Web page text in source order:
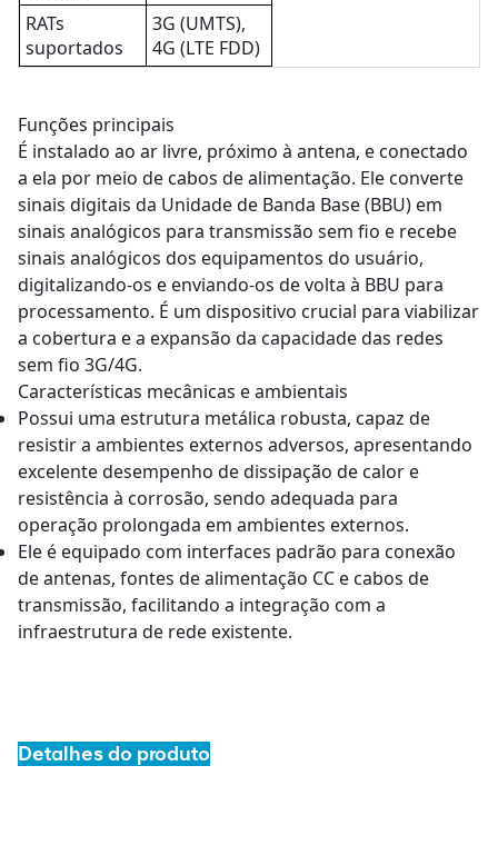
RATs
suportados
3G (UMTS),
4G (LTE FDD)
Funções principais
É instalado ao ar livre, próximo à antena, e conectado
a ela por meio de cabos de alimentação. Ele converte
sinais digitais da Unidade de Banda Base (BBU) em
sinais analógicos para transmissão sem fio e recebe
sinais analógicos dos equipamentos do usuário,
digitalizando-os e enviando-os de volta à BBU para
processamento. É um dispositivo crucial para viabilizar
a cobertura e a expansão da capacidade das redes
sem fio 3G/4G.
Características mecânicas e ambientais
Possui uma estrutura metálica robusta, capaz de
resistir a ambientes externos adversos, apresentando
excelente desempenho de dissipação de calor e
resistência à corrosão, sendo adequada para
operação prolongada em ambientes externos.
Ele é equipado com interfaces padrão para conexão
de antenas, fontes de alimentação CC e cabos de
transmissão, facilitando a integração com a
infraestrutura de rede existente.
Detalhes do produto